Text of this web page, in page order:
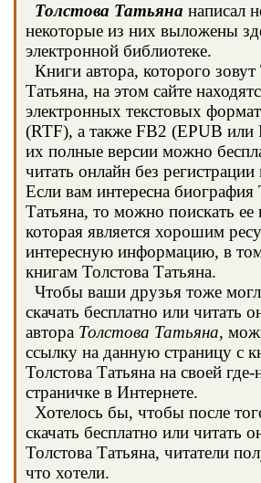
Толстова Татьяна написал
некоторые из них выложены
электронной библиотеке.
Книги автора, которого зовут
Татьяна, на этом сайте
электронных текстовых
(RTF), а также FB2 (EPUB или
их полные версии можно
читать онлайн без
Если вам интересна биография
Татьяна, то можно поискать
которая является хорошим
интересную информацию, в
книгам Толстова Татьяна.
Чтобы ваши друзья тоже
скачать бесплатно или читать
автора Толстова Татьяна,
ссылку на данную страницу с
Толстова Татьяна на своей
страничке в Интернете.
Хотелось бы, чтобы после
скачать бесплатно или читать
Толстова Татьяна, читатели
что хотели.